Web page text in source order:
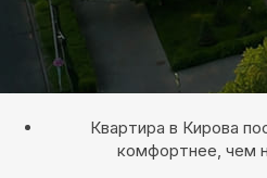
Квартира в Кирова
комфортнее, чем